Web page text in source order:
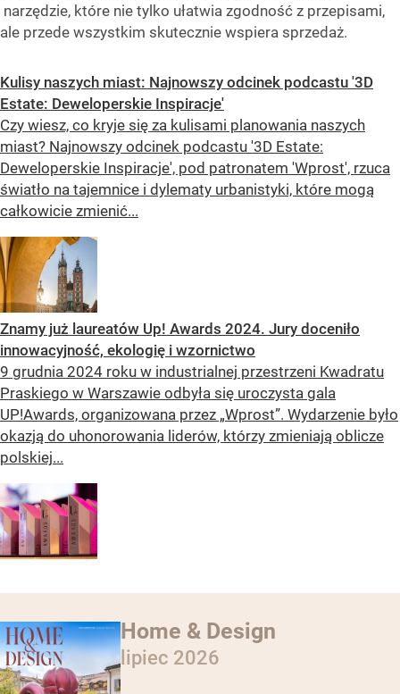
narzędzie, które nie tylko ułatwia zgodność z przepisami,
ale przede wszystkim skutecznie wspiera sprzedaż.
Kulisy naszych miast: Najnowszy odcinek podcastu '3D
Estate: Deweloperskie Inspiracje'
Czy wiesz, co kryje się za kulisami planowania naszych
miast? Najnowszy odcinek podcastu '3D Estate:
Deweloperskie Inspiracje', pod patronatem 'Wprost', rzuca
światło na tajemnice i dylematy urbanistyki, które mogą
całkowicie zmienić...
Znamy już laureatów Up! Awards 2024. Jury doceniło
innowacyjność, ekologię i wzornictwo
9 grudnia 2024 roku w industrialnej przestrzeni Kwadratu
Praskiego w Warszawie odbyła się uroczysta gala
UP!Awards, organizowana przez „Wprost”. Wydarzenie było
okazją do uhonorowania liderów, którzy zmieniają oblicze
polskiej...
Home & Design
lipiec 2026